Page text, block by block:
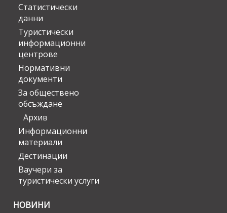
Статистически
данни
Туристически
информационни
центрове
Нормативни
документи
За обществено
обсъждане
Архив
Информационни
материали
Дестинации
Ваучери за
туристически услуги
НОВИНИ